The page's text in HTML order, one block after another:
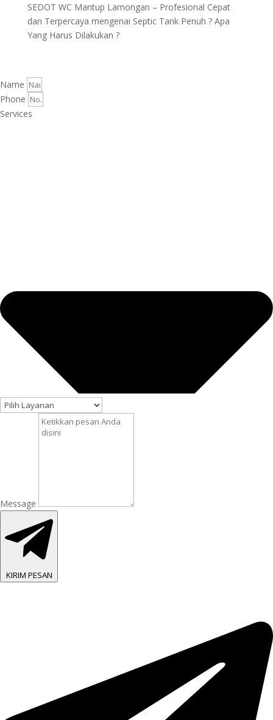
SEDOT WC Mantup Lamongan – Profesional Cepat
dan Terpercaya mengenai Septic Tank Penuh ? Apa
Yang Harus Dilakukan ?
Name
Phone
Services
Message
KIRIM PESAN